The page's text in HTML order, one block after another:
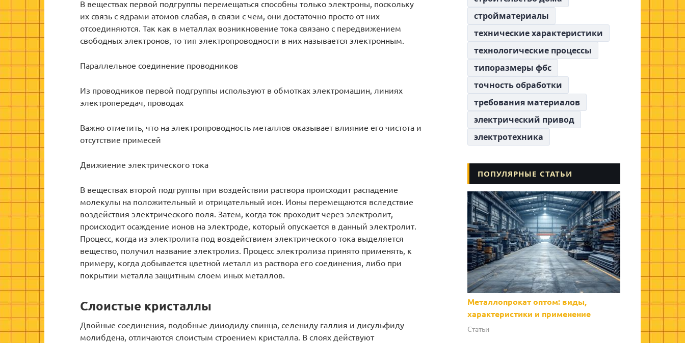
В веществах первой подгруппы перемещаться способны только электроны, поскольку
их связь с ядрами атомов слабая, в связи с чем, они достаточно просто от них
отсоединяются. Так как в металлах возникновение тока связано с передвижением
свободных электронов, то тип электропроводности в них называется электронным.
Параллельное соединение проводников
Из проводников первой подгруппы используют в обмотках электромашин, линиях
электропередач, проводах
Важно отметить, что на электропроводность металлов оказывает влияние его чистота и
отсутствие примесей
Движиение электрического тока
В веществах второй подгруппы при воздействии раствора происходит распадение
молекулы на положительный и отрицательный ион. Ионы перемещаются вследствие
воздействия электрического поля. Затем, когда ток проходит через электролит,
происходит осаждение ионов на электроде, который опускается в данный электролит.
Процесс, когда из электролита под воздействием электрического тока выделяется
вещество, получил название электролиз. Процесс электролиза принято применять, к
примеру, когда добывается цветной металл из раствора его соединения, либо при
покрытии металла защитным слоем иных металлов.
Слоистые кристаллы
Двойные соединения, подобные дииодиду свинца, селениду галлия и дисульфиду
молибдена, отличаются слоистым строением кристалла. В слоях действуют
стройматериалы
технические характеристики
технологические процессы
типоразмеры фбс
точность обработки
требования материалов
электрический привод
электротехника
ПОПУЛЯРНЫЕ СТАТЬИ
Металлопрокат оптом: виды,
характеристики и применение
Статьи